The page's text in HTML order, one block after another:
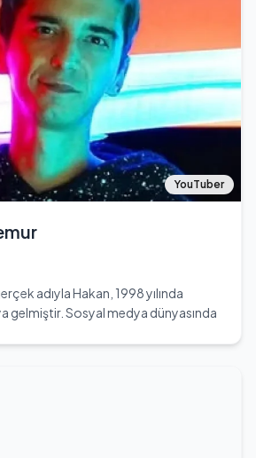
bir yer edinmiştir. Eğitim hayatına
Moda Tasarım Bölümünde devam
alanında kendini geliştirmekte ve
kurmayı hedeflemektedir. Şu anda
ve burada tek başına hayatını
babası Fırat İzgi'nin desteğini her
ve birlikte birçok
ifade etmiştir. Yaklaşık 250
oluşturmuş olan İzgi, moda
devam etmeyi planlamaktadır.
seven Meriç, sağlıklı yaşamına dikkat
yiyecek mısır gevreğidir.
olan Meriç, Rihanna hayranıdır ve
alanlarında da yer alabileceğinin
ve hayranlarıyla etkileşimde
Instagram hesabı @mericizgix
milyon civarındadır.
YouTuber
adıyla Hakan, 1998 yılında
gelmiştir. Sosyal medya dünyasında